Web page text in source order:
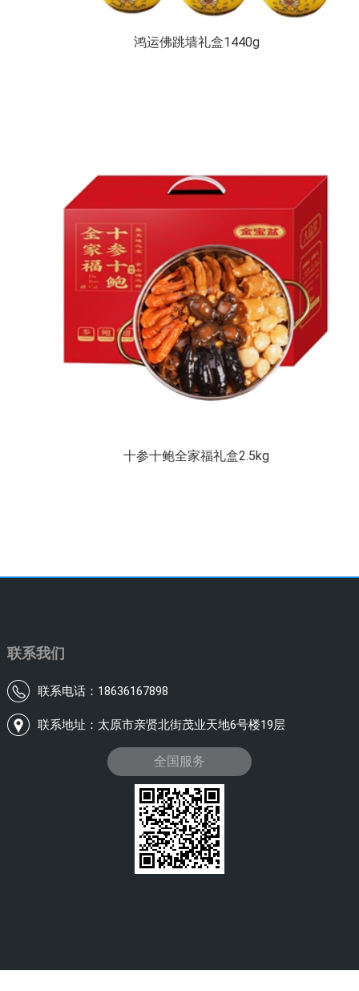
鸿运佛跳墙礼盒1440g
十参十鲍全家福礼盒2.5kg
联系我们
联系电话：18636167898
联系地址：太原市亲贤北街茂业天地6号楼19层
全国服务